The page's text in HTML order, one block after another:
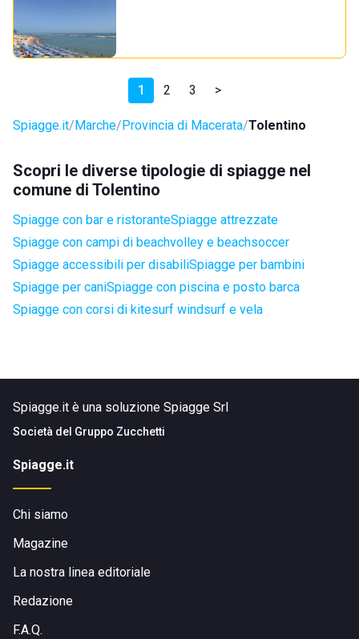
1 2 3 >
Spiagge.it Marche Provincia di Macerata Tolentino
Scopri le diverse tipologie di spiagge nel
comune di Tolentino
Spiagge con bar e ristoranteSpiagge attrezzate
Spiagge con campi di beachvolley e beachsoccer
Spiagge accessibili per disabiliSpiagge per bambini
Spiagge per caniSpiagge con piscina e posto barca
Spiagge con corsi di kitesurf windsurf e vela
Spiagge.it è una soluzione Spiagge Srl
Società del Gruppo Zucchetti
Spiagge.it
Chi siamo
Magazine
La nostra linea editoriale
Redazione
F.A.Q.